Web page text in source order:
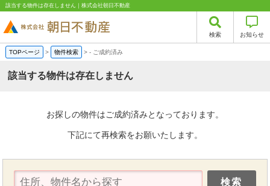
該当する物件は存在しません｜株式会社朝日不動産
検索 お知らせ
TOPページ > 物件検索 >- ご成約済み
該当する物件は存在しません
お探しの物件はご成約済みとなっております。
下記にて再検索をお願いたします。